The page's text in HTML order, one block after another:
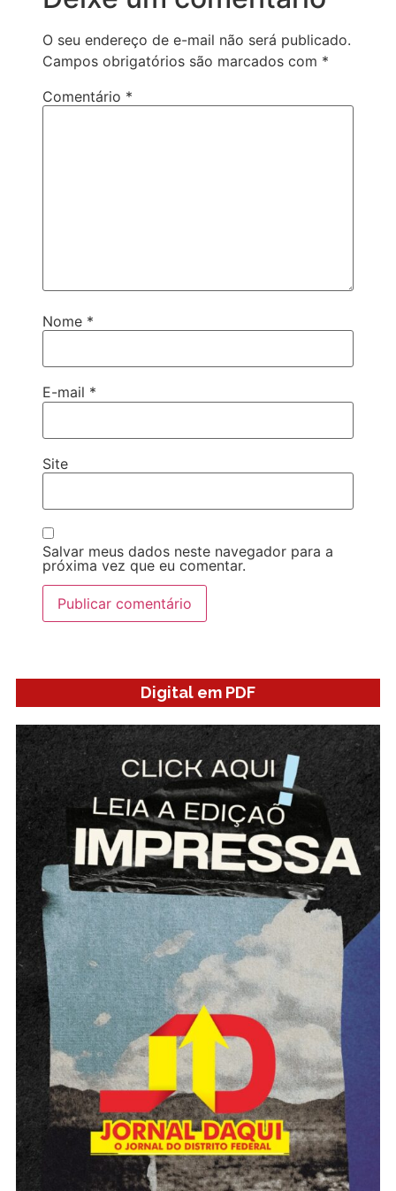
O seu endereço de e-mail não será publicado.
Campos obrigatórios são marcados com *
Comentário *
Nome *
E-mail *
Site
Salvar meus dados neste navegador para a
próxima vez que eu comentar.
Digital em PDF